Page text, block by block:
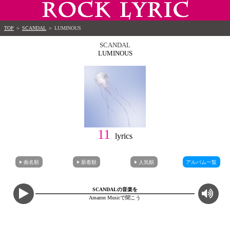
TOP ＞ SCANDAL ＞ LUMINOUS
SCANDAL
LUMINOUS
11 lyrics
曲名順 新着順 人気順 アルバム一覧
SCANDALの音楽を
Amazon Musicで聞こう